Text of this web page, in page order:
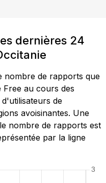
dernières 24
nombre de rapports que
au cours des
de
avoisinantes. Une
nombre de rapports est
par la ligne